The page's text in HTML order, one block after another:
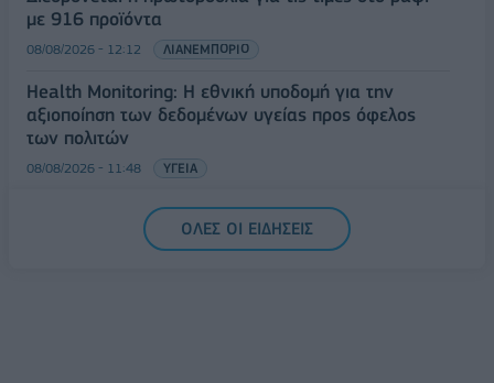
με 916 προϊόντα
08/08/2026 - 12:12 ΛΙΑΝΕΜΠΟΡΙΟ
Health Monitoring: Η εθνική υποδομή για την
αξιοποίηση των δεδομένων υγείας προς όφελος
των πολιτών
08/08/2026 - 11:48 ΥΓΕΙΑ
Ελληνική Αναπτυξιακή Τράπεζα: Με «προίκα» 2 δισ.
ευρώ ανοίγει δρόμο για δάνεια έως 5 δισ. σε
ΟΛΕΣ ΟΙ ΕΙΔΗΣΕΙΣ